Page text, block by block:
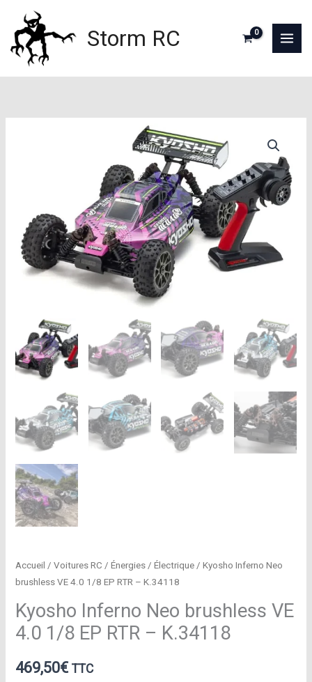
contenu
Storm RC
Accueil /Voitures RC /Énergies /Électrique / Kyosho Inferno Neo
brushless VE 4.0 1/8 EP RTR – K.34118
Kyosho Inferno Neo brushless VE
4.0 1/8 EP RTR – K.34118
469,50€ TTC